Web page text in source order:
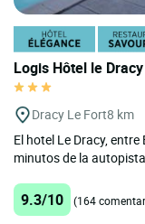
Logis Hôtel le
Dracy Le Fort8 km
El hotel Le Dracy,
minutos de la
9.3/10 (164